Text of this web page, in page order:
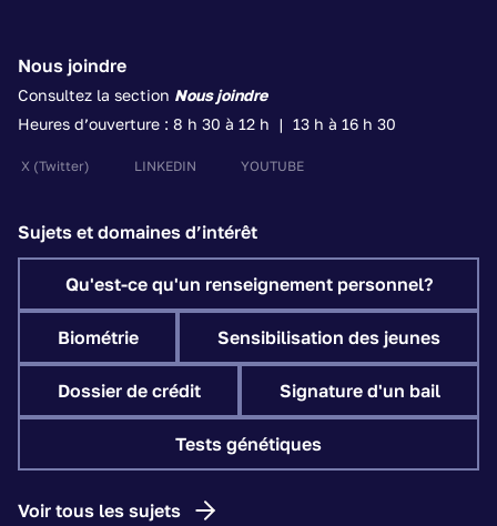
Nous joindre
Consultez la section Nous joindre
Heures d’ouverture : 8 h 30 à 12 h | 13 h à 16 h 30
X (Twitter) LINKEDIN YOUTUBE
Sujets et domaines d’intérêt
Qu'est-ce qu'un renseignement personnel?
Biométrie Sensibilisation des jeunes
Dossier de crédit Signature d'un bail
Tests génétiques
Voir tous les sujets